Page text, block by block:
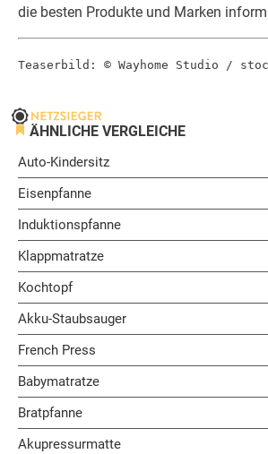
die besten Produkte und Marken
Teaserbild: © Wayhome Studio /
ÄHNLICHE VERGLEICHE
Auto-Kindersitz
Eisenpfanne
Induktionspfanne
Klappmatratze
Kochtopf
Akku-Staubsauger
French Press
Babymatratze
Bratpfanne
Akupressurmatte